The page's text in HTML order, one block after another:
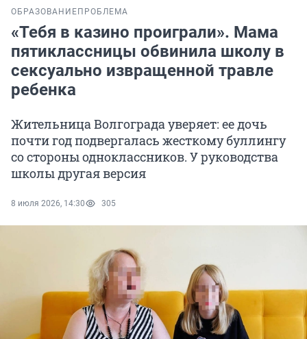
ОБРАЗОВАНИЕ ПРОБЛЕМА
«Тебя в казино проиграли». Мама
пятиклассницы обвинила школу в
сексуально извращенной травле
ребенка
Жительница Волгограда уверяет: ее дочь
почти год подвергалась жесткому буллингу
со стороны одноклассников. У руководства
школы другая версия
8 июля 2026, 14:30 305